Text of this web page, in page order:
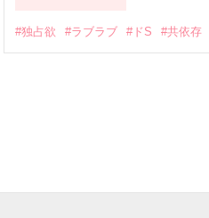
#独占欲 #ラブラブ #ドS #共依存